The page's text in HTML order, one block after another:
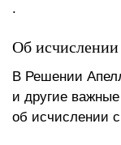
.
Об исчислении
В Решении
и другие
об исчислении